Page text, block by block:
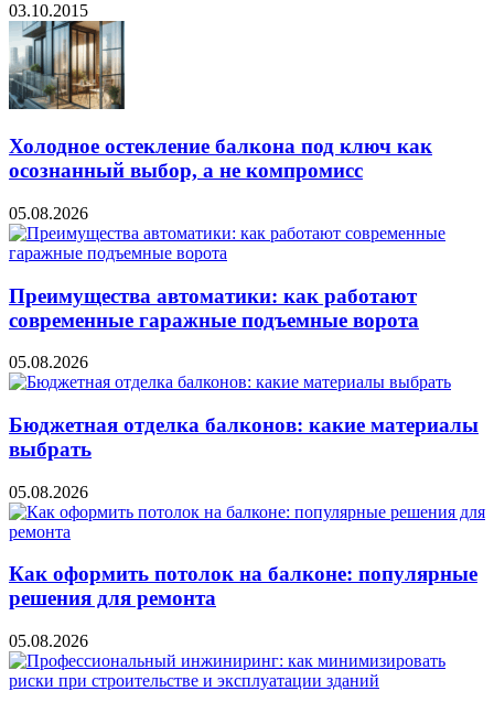
03.10.2015
Холодное остекление балкона под ключ как
осознанный выбор, а не компромисс
05.08.2026
Преимущества автоматики: как работают
современные гаражные подъемные ворота
05.08.2026
Бюджетная отделка балконов: какие материалы
выбрать
05.08.2026
Как оформить потолок на балконе: популярные
решения для ремонта
05.08.2026